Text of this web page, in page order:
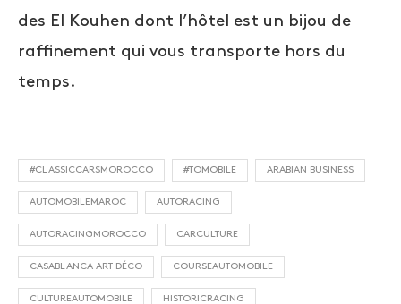
des El Kouhen dont l’hôtel est un bijou de
raffinement qui vous transporte hors du
temps.
#CLASSICCARSMOROCCO #TOMOBILE ARABIAN BUSINESS
AUTOMOBILEMAROC AUTORACING
AUTORACINGMOROCCO CARCULTURE
CASABLANCA ART DÉCO COURSEAUTOMOBILE
CULTUREAUTOMOBILE HISTORICRACING